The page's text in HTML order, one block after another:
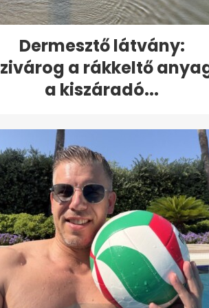
Dermesztő látvány:
a rákkeltő
a kiszáradó...